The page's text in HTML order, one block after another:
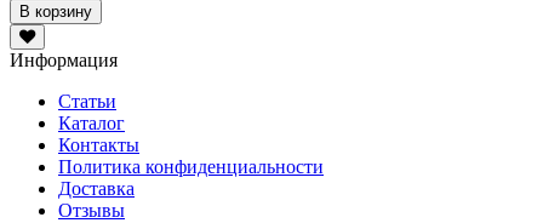
В корзину
Информация
Статьи
Каталог
Контакты
Политика конфиденциальности
Доставка
Отзывы